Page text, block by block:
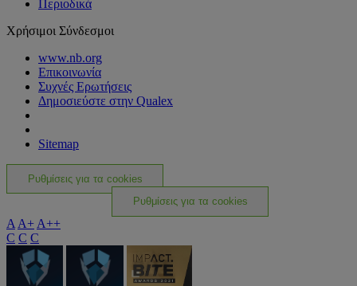
Περιοδικά
Χρήσιμοι Σύνδεσμοι
www.nb.org
Επικοινωνία
Συχνές Ερωτήσεις
Δημοσιεύστε στην Qualex
Sitemap
Ρυθμίσεις για τα cookies
Ρυθμίσεις για τα cookies
A A+ A++
C C C